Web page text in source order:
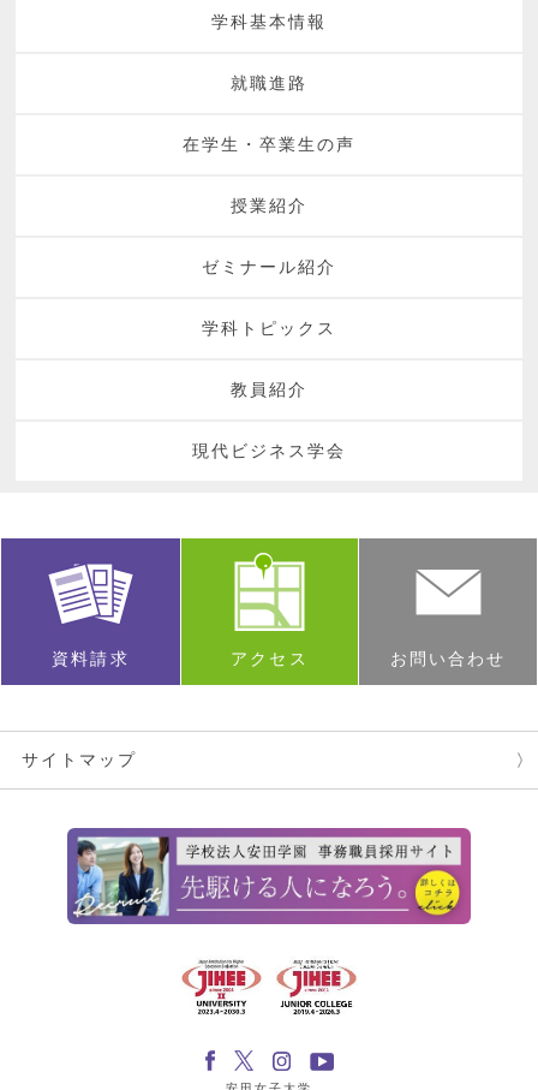
学科基本情報
就職進路
在学生・卒業生の声
授業紹介
ゼミナール紹介
学科トピックス
教員紹介
現代ビジネス学会
資料請求 アクセス お問い合わせ
サイトマップ